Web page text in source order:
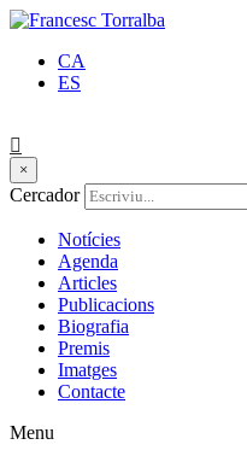
CA
ES
×
Cercador
Notícies
Agenda
Articles
Publicacions
Biografia
Premis
Imatges
Contacte
Menu